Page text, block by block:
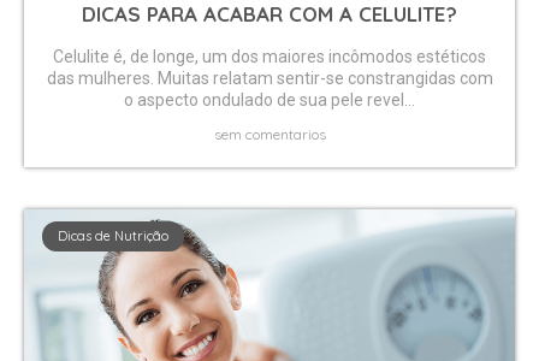
DICAS PARA ACABAR COM A CELULITE?
Celulite é, de longe, um dos maiores incômodos estéticos
das mulheres. Muitas relatam sentir-se constrangidas com
o aspecto ondulado de sua pele revel...
sem comentarios
Dicas de Nutrição